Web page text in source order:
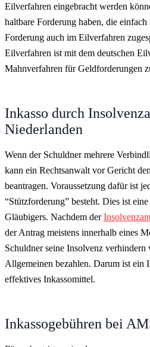
Eilverfahren eingebracht werden
haltbare Forderung haben, die
Forderung auch im Eilverfahren
Eilverfahren ist mit dem deutschen
Mahnverfahren für Geldforderungen
Inkasso durch
Niederlanden
Wenn der Schuldner mehrere
kann ein Rechtsanwalt vor Gericht
beantragen. Voraussetzung dafür ist
“Stützforderung” besteht. Dies ist
Gläubigers. Nachdem der
der Antrag meistens innerhalb eines
Schuldner seine Insolvenz
Allgemeinen bezahlen. Darum ist ein
effektives Inkassomittel.
Inkassogebühren bei